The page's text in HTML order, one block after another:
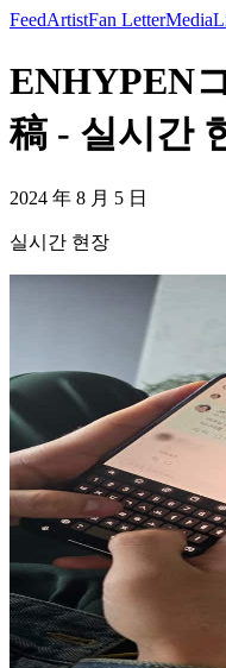
FeedArtistFan LetterMedia
ENHYPEN
稿 - 실시간
2024 年 8 月 5 日
실시간 현장